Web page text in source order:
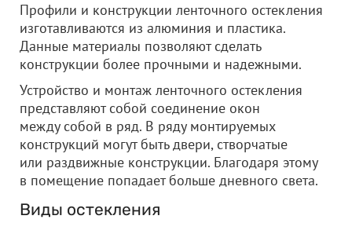
Профили и конструкции ленточного остекления
изготавливаются из алюминия и пластика.
Данные материалы позволяют сделать
конструкции более прочными и надежными.
Устройство и монтаж ленточного остекления
представляют собой соединение окон
между собой в ряд. В ряду монтируемых
конструкций могут быть двери, створчатые
или раздвижные конструкции. Благодаря этому
в помещение попадает больше дневного света.
Виды остекления